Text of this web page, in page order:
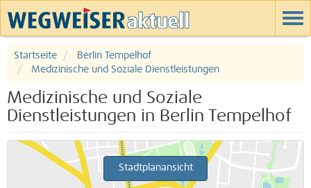
Startseite
Berlin Tempelhof
Medizinische und Soziale Dienstleistungen
Medizinische und Soziale
Dienstleistungen in Berlin Tempelhof
Stadtplanansicht